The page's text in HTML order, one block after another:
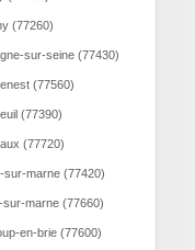
(77260)
sur-seine (77430)
(77560)
(77390)
(77720)
sur-marne (77420)
sur-marne (77660)
en-brie (77600)